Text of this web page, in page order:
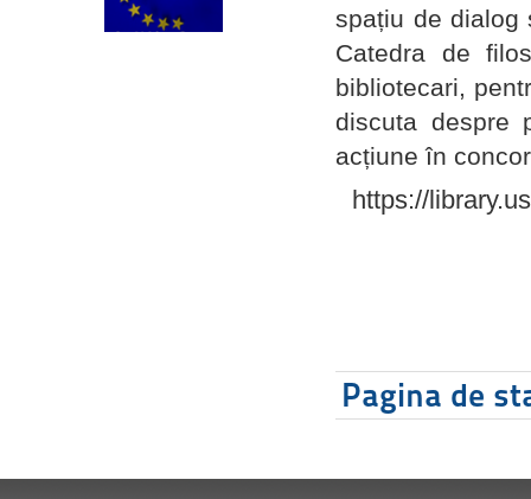
spațiu de dialog
Catedra de
bibliotecari,
discuta despre
acțiune în
https://
Pagina de